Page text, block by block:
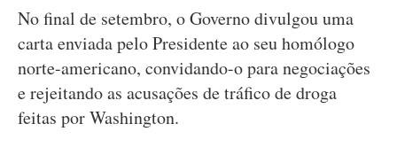
No final de setembro, o Governo divulgou uma
carta enviada pelo Presidente ao seu homólogo
norte-americano, convidando-o para negociações
e rejeitando as acusações de tráfico de droga
feitas por Washington.